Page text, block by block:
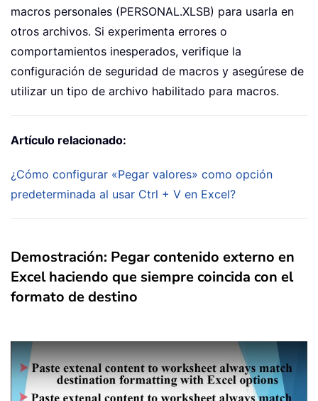
macros personales (PERSONAL.XLSB) para usarla en
otros archivos. Si experimenta errores o
comportamientos inesperados, verifique la
configuración de seguridad de macros y asegúrese de
utilizar un tipo de archivo habilitado para macros.
Artículo relacionado:
¿Cómo configurar «Pegar valores» como opción
predeterminada al usar Ctrl + V en Excel?
Demostración: Pegar contenido externo en
Excel haciendo que siempre coincida con el
formato de destino